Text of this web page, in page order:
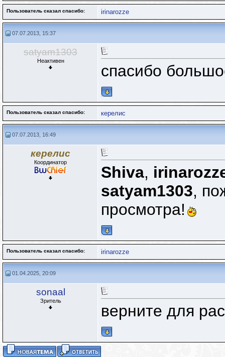
Пользователь сказал cпасибо: irinarozze
07.07.2013, 15:37
satyam1303
Неактивен
спасибо
Пользователь сказал cпасибо: керелис
07.07.2013, 16:49
керелис
Координатор
Shiva,
satyam1303,
просмотра!
Пользователь сказал cпасибо: irinarozze
01.04.2025, 20:09
sonaal
Зритель
верните для